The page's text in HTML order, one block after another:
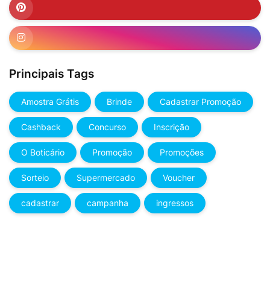
Principais Tags
Amostra Grátis Brinde Cadastrar Promoção
Cashback Concurso Inscrição
O Boticário Promoção Promoções
Sorteio Supermercado Voucher
cadastrar campanha ingressos